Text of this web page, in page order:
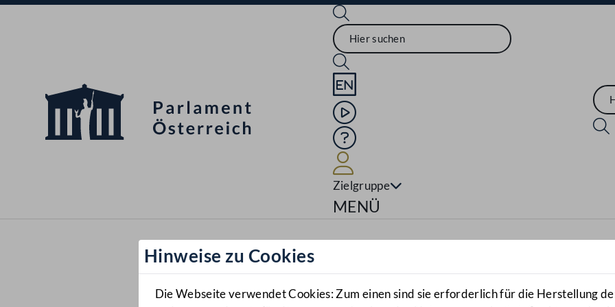
Sprache English
Mediathek
Hilfe
Zielgruppe
Navigationsmenü öffnen
MENÜ
Hinweise zu Cookies
Die Webseite verwendet Cookies: Zum einen sind sie erforderlich für die Herstellung